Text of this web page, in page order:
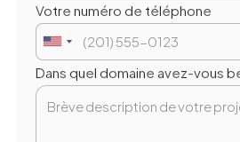
Votre numéro de téléphone
Dans quel domaine avez-vous